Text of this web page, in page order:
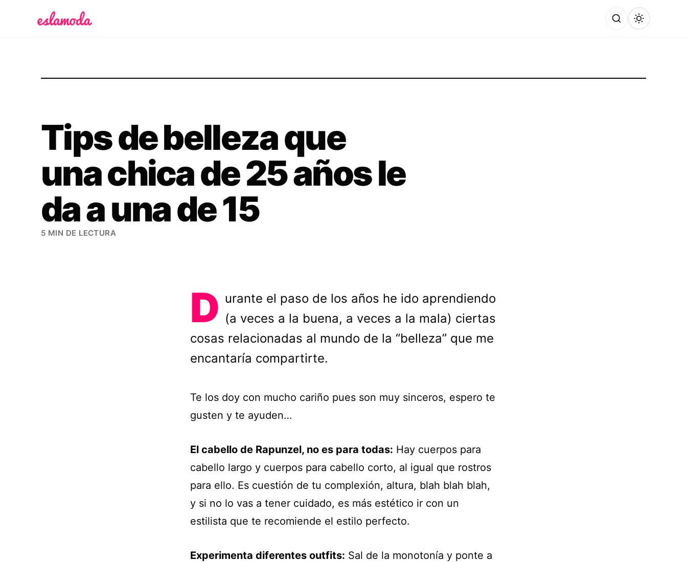
Tips de belleza que
una chica de 25 años le
da a una de 15
5 MIN DE LECTURA
D urante el paso de los años he ido aprendiendo
(a veces a la buena, a veces a la mala) ciertas
cosas relacionadas al mundo de la “belleza” que me
encantaría compartirte.
Te los doy con mucho cariño pues son muy sinceros, espero te
gusten y te ayuden…
El cabello de Rapunzel, no es para todas: Hay cuerpos para
cabello largo y cuerpos para cabello corto, al igual que rostros
para ello. Es cuestión de tu complexión, altura, blah blah blah,
y si no lo vas a tener cuidado, es más estético ir con un
estilista que te recomiende el estilo perfecto.
Experimenta diferentes outfits: Sal de la monotonía y ponte a